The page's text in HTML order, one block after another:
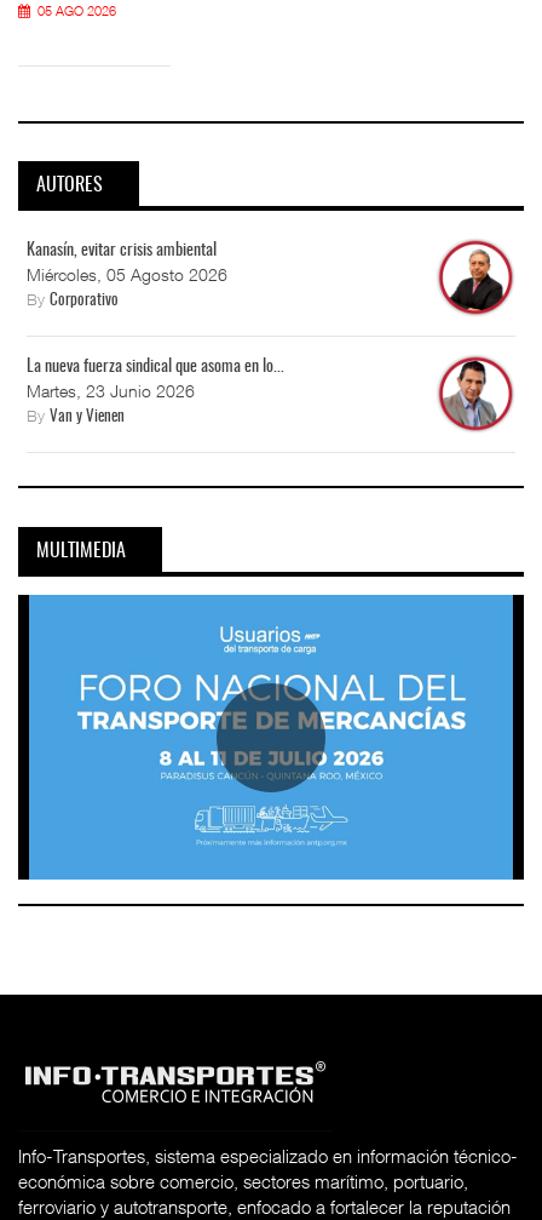
05 AGO 2026
AUTORES
Kanasín, evitar crisis ambiental
Miércoles, 05 Agosto 2026
By Corporativo
La nueva fuerza sindical que asoma en lo...
Martes, 23 Junio 2026
By Van y Vienen
MULTIMEDIA
Info-Transportes, sistema especializado en información técnico-
económica sobre comercio, sectores marítimo, portuario,
ferroviario y autotransporte, enfocado a fortalecer la reputación